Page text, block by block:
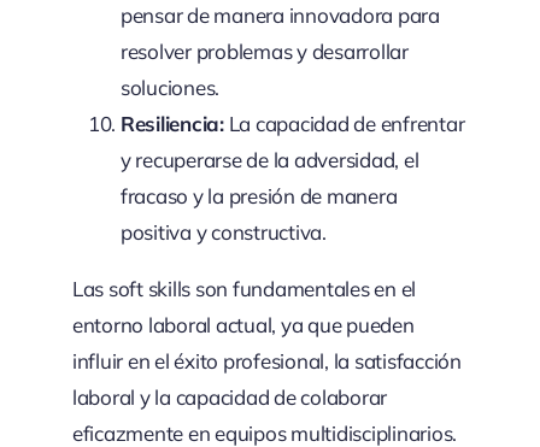
pensar de manera innovadora para
resolver problemas y desarrollar
soluciones.
Resiliencia:La capacidad de enfrentar
y recuperarse de la adversidad, el
fracaso y la presión de manera
positiva y constructiva.
Las soft skills son fundamentales en el
entorno laboral actual, ya que pueden
influir en el éxito profesional, la satisfacción
laboral y la capacidad de colaborar
eficazmente en equipos multidisciplinarios.